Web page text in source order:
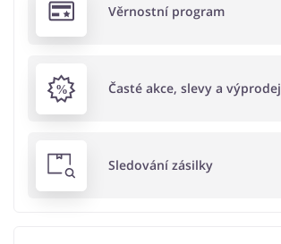
Věrnostní program
Časté akce, slevy a výprodej
Sledování zásilky